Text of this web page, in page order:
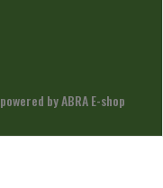
powered by ABRA E-shop